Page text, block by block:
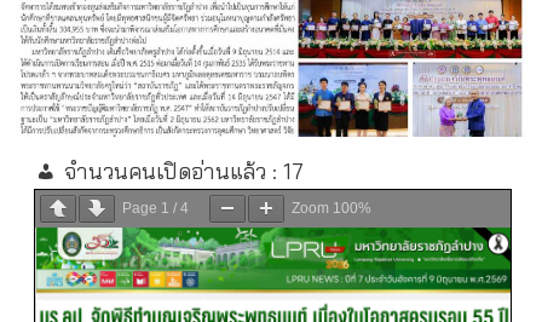
จำนวนคนเปิดอ่านแล้ว : 17
Page 1 / 4 Zoom 100%